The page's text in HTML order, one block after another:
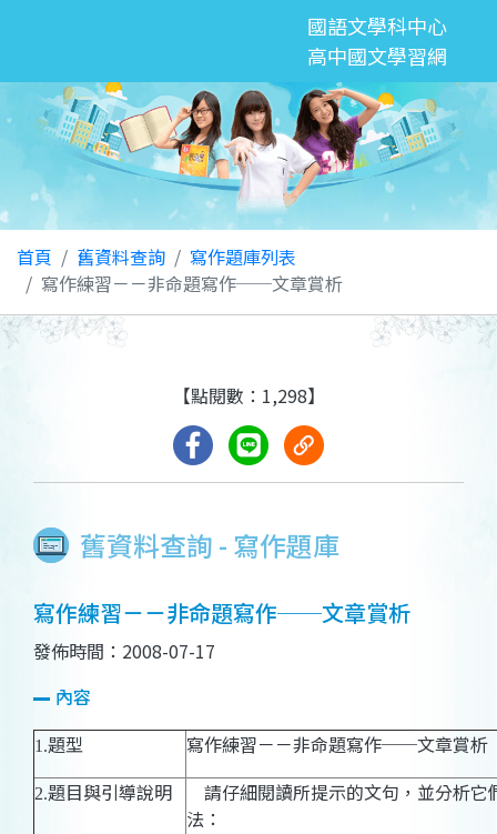
國語文學科中心
高中國文學習網
首頁 舊資料查詢
寫作題庫列表
寫作練習－－非命題寫作──文章賞析
舊資料查詢 - 寫作題庫
【點閱數：1,298】
寫作練習－－非命題寫作──文章賞析
發佈時間：2008-07-17
內容
1.題型 寫作練習－－非命題寫作──文章賞析
2.題目與引導說明
請仔細閱讀所提示的文句，並分析
法：